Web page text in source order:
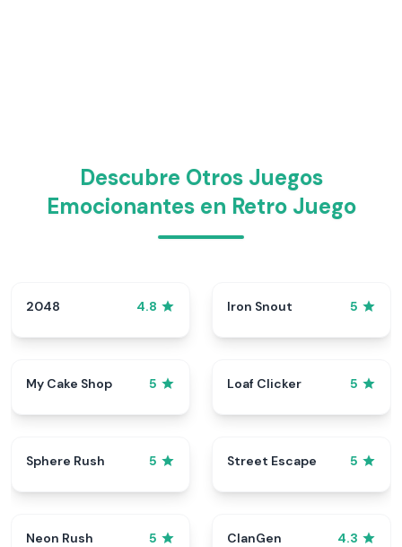
Descubre Otros Juegos
Emocionantes en Retro Juego
2048 4.8 Iron Snout 5
My Cake Shop 5 Loaf Clicker 5
Sphere Rush 5 Street Escape 5
Neon Rush 5 ClanGen 4.3